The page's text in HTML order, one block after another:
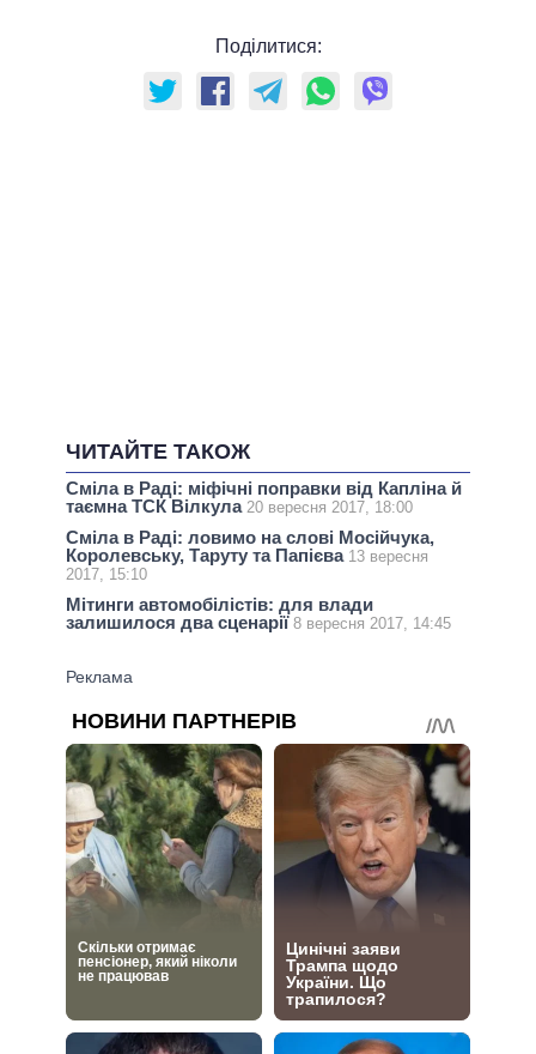
Поділитися:
ЧИТАЙТЕ ТАКОЖ
Сміла в Раді: міфічні поправки від Капліна й
таємна ТСК Вілкула 20 вересня 2017, 18:00
Сміла в Раді: ловимо на слові Мосійчука,
Королевську, Таруту та Папієва 13 вересня
2017, 15:10
Мітинги автомобілістів: для влади
залишилося два сценарії 8 вересня 2017, 14:45